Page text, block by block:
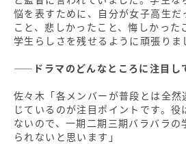
悩を表すために、自分が女子高生だ
こと、悲しかったこと、悔しかった
学生らしさを残せるように頑張りま
――ドラマのどんなところに注目し
佐々木「各メンバーが普段とは全
じているのが注目ポイントです。
ないので、一期二期三期バラバラの
られないと思います」